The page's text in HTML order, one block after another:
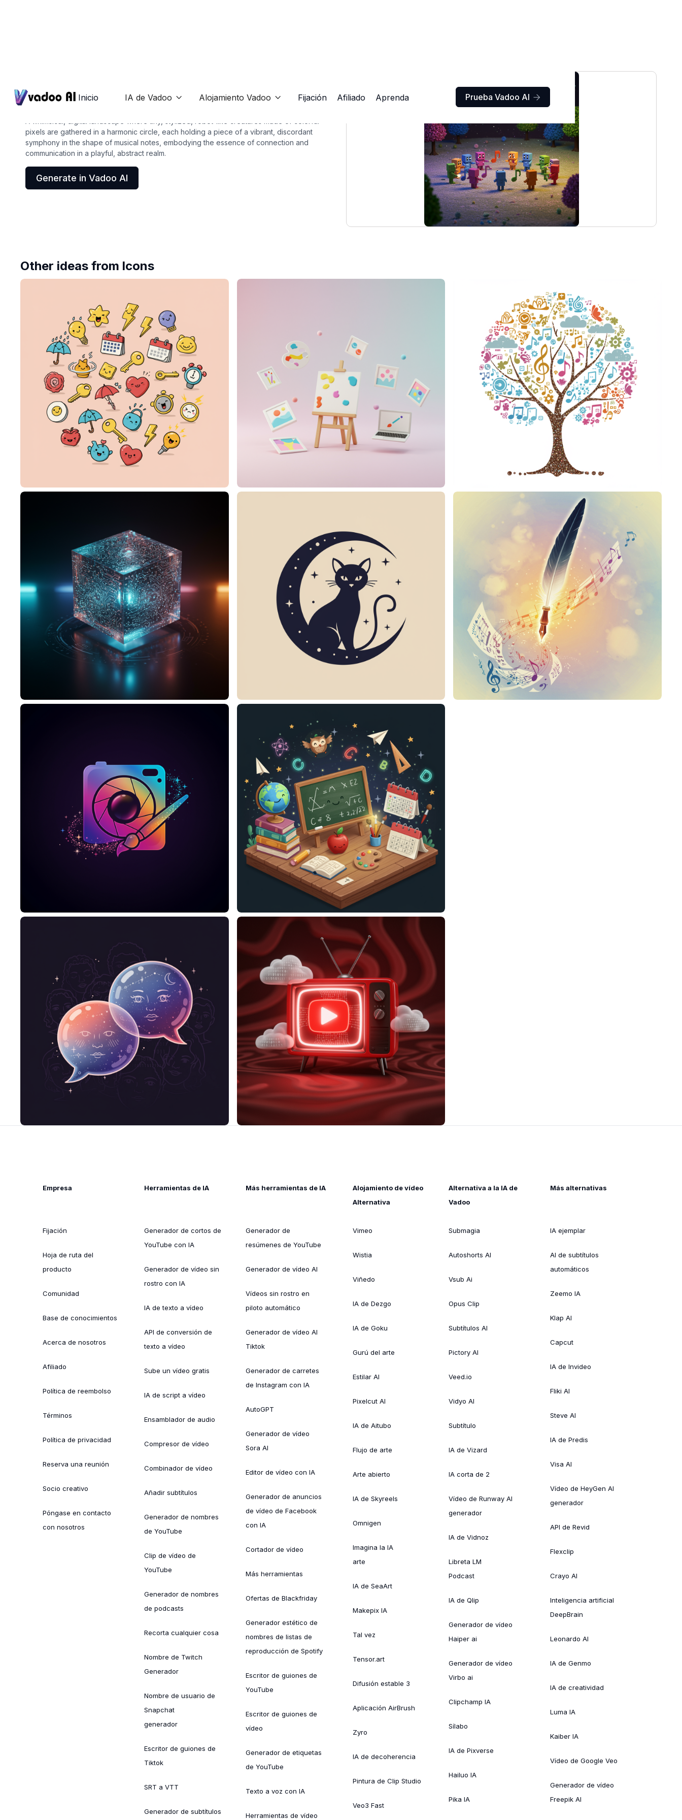
Inicio IA de Vadoo  Alojamiento Vadoo  Fijación Afiliado Aprenda Prueba Vadoo AI 
discord icon
pixels are gathered in a harmonic circle, each holding a piece of a vibrant, discordant
symphony in the shape of musical notes, embodying the essence of connection and
communication in a playful, abstract realm.
Generate in Vadoo AI
Other ideas from Icons
Empresa
Fijación
Hoja de ruta del
producto
Comunidad
Base de conocimientos
Acerca de nosotros
Afiliado
Política de reembolso
Términos
Política de privacidad
Reserva una reunión
Socio creativo
Póngase en contacto
con nosotros
Herramientas de IA
Generador de cortos de
YouTube con IA
Generador de vídeo sin
rostro con IA
IA de texto a vídeo
API de conversión de
texto a vídeo
Sube un vídeo gratis
IA de script a vídeo
Ensamblador de audio
Compresor de vídeo
Combinador de vídeo
Añadir subtítulos
Generador de nombres
de YouTube
Clip de vídeo de
YouTube
Generador de nombres
de podcasts
Recorta cualquier cosa
Nombre de Twitch
Generador
Nombre de usuario de
Snapchat
generador
Escritor de guiones de
Tiktok
SRT a VTT
Generador de subtítulos
Más herramientas de IA
Generador de
resúmenes de YouTube
Generador de vídeo AI
Vídeos sin rostro en
piloto automático
Generador de vídeo AI
Tiktok
Generador de carretes
de Instagram con IA
AutoGPT
Generador de vídeo
Sora AI
Editor de vídeo con IA
Generador de anuncios
de vídeo de Facebook
con IA
Cortador de vídeo
Más herramientas
Ofertas de Blackfriday
Generador estético de
nombres de listas de
reproducción de Spotify
Escritor de guiones de
YouTube
Escritor de guiones de
vídeo
Generador de etiquetas
de YouTube
Texto a voz con IA
Herramientas de vídeo
Alojamiento de vídeo
Alternativa
Vimeo
Wistia
Viñedo
IA de Dezgo
IA de Goku
Gurú del arte
Estilar AI
Pixelcut AI
IA de Aitubo
Flujo de arte
Arte abierto
IA de Skyreels
Omnigen
Imagina la IA
arte
IA de SeaArt
Makepix IA
Tal vez
Tensor.art
Difusión estable 3
Aplicación AirBrush
Zyro
IA de decoherencia
Pintura de Clip Studio
Veo3 Fast
Alternativa a la IA de
Vadoo
Submagia
Autoshorts AI
Vsub Ai
Opus Clip
Subtítulos AI
Pictory AI
Veed.io
Vidyo AI
Subtítulo
IA de Vizard
IA corta de 2
Vídeo de Runway AI
generador
IA de Vidnoz
Libreta LM
Podcast
IA de Qlip
Generador de vídeo
Haiper ai
Generador de vídeo
Virbo ai
Clipchamp IA
Sílabo
IA de Pixverse
Hailuo IA
Pika IA
Más alternativas
IA ejemplar
AI de subtítulos
automáticos
Zeemo IA
Klap AI
Capcut
IA de Invideo
Fliki AI
Steve AI
IA de Predis
Visa AI
Vídeo de HeyGen AI
generador
API de Revid
Flexclip
Crayo AI
Inteligencia artificial
DeepBrain
Leonardo AI
IA de Genmo
IA de creatividad
Luma IA
Kaiber IA
Vídeo de Google Veo
Generador de vídeo
Freepik AI